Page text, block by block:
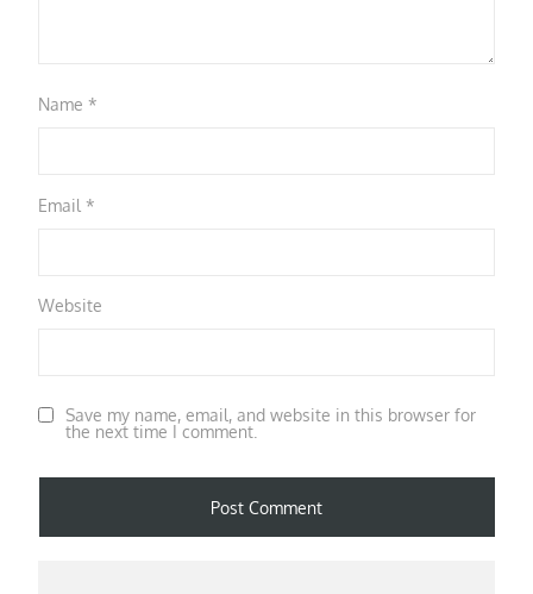
Name*
Email*
Website
Save my name, email, and website in this browser for
the next time I comment.